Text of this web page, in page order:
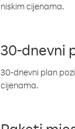
niskim cijenama.
30-dnevni
30-dnevni plan
cijenama.